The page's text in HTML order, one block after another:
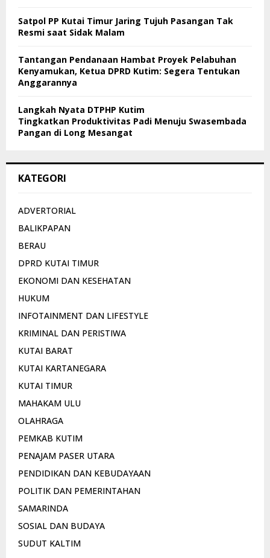
Satpol PP Kutai Timur Jaring Tujuh Pasangan Tak
Resmi saat Sidak Malam
Tantangan Pendanaan Hambat Proyek Pelabuhan
Kenyamukan, Ketua DPRD Kutim: Segera Tentukan
Anggarannya
Langkah Nyata DTPHP Kutim
Tingkatkan Produktivitas Padi Menuju Swasembada
Pangan di Long Mesangat
KATEGORI
ADVERTORIAL
BALIKPAPAN
BERAU
DPRD KUTAI TIMUR
EKONOMI DAN KESEHATAN
HUKUM
INFOTAINMENT DAN LIFESTYLE
KRIMINAL DAN PERISTIWA
KUTAI BARAT
KUTAI KARTANEGARA
KUTAI TIMUR
MAHAKAM ULU
OLAHRAGA
PEMKAB KUTIM
PENAJAM PASER UTARA
PENDIDIKAN DAN KEBUDAYAAN
POLITIK DAN PEMERINTAHAN
SAMARINDA
SOSIAL DAN BUDAYA
SUDUT KALTIM